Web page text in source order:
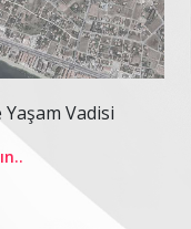
Yaşam Vadisi